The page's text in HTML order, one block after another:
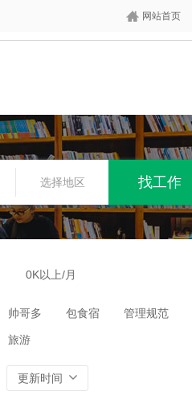
网站首页
选择地区
0K以上/月
帅哥多 包食宿 管理规范
旅游
更新时间